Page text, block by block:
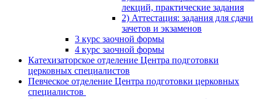
лекций, практические задания
2) Аттестация: задания для сдачи
зачетов и экзаменов
3 курс заочной формы
4 курс заочной формы
Катехизаторское отделение Центра подготовки
церковных специалистов
Певческое отделение Центра подготовки церковных
специалистов